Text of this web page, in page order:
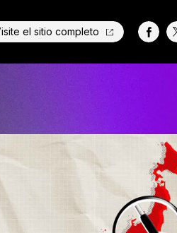
el sitio completo